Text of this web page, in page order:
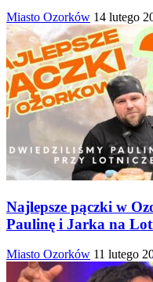
Miasto Ozorków 14 lutego
Najlepsze pączki w
Paulinę i Jarka na
Miasto Ozorków 11 lutego